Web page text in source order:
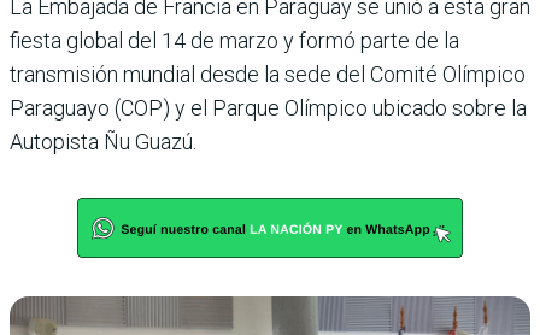
La Embajada de Francia en Paraguay se unió a esta gran
fiesta global del 14 de marzo y formó parte de la
transmisión mundial desde la sede del Comité Olímpico
Paraguayo (COP) y el Parque Olímpico ubicado sobre la
Autopista Ñu Guazú.